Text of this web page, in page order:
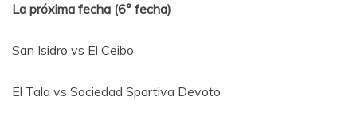
La próxima fecha (6° fecha)
San Isidro vs El Ceibo
El Tala vs Sociedad Sportiva Devoto